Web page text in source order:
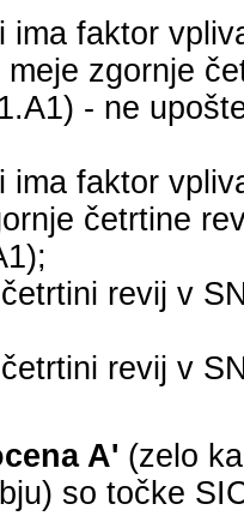
ima faktor
zgornje
- ne
ima faktor
četrtine
revij v
revij v
A' (zelo
so točke